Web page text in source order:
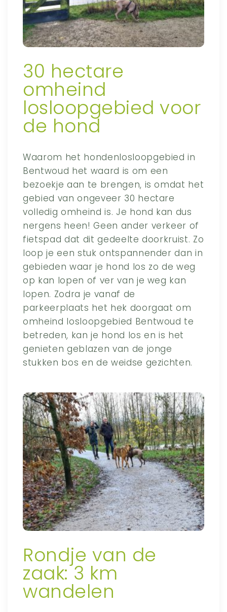
30 hectare
omheind
losloopgebied voor
de hond
Waarom het hondenlosloopgebied in
Bentwoud het waard is om een
bezoekje aan te brengen, is omdat het
gebied van ongeveer 30 hectare
volledig omheind is. Je hond kan dus
nergens heen! Geen ander verkeer of
fietspad dat dit gedeelte doorkruist. Zo
loop je een stuk ontspannender dan in
gebieden waar je hond los zo de weg
op kan lopen of ver van je weg kan
lopen. Zodra je vanaf de
parkeerplaats het hek doorgaat om
omheind losloopgebied Bentwoud te
betreden, kan je hond los en is het
genieten geblazen van de jonge
stukken bos en de weidse gezichten.
Rondje van de
zaak: 3 km
wandelen